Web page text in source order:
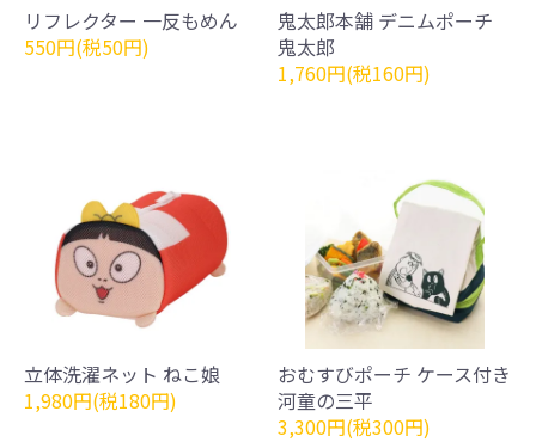
リフレクター 一反もめん
550円(税50円)
鬼太郎本舗 デニムポーチ
鬼太郎
1,760円(税160円)
立体洗濯ネット ねこ娘
1,980円(税180円)
おむすびポーチ ケース付き
河童の三平
3,300円(税300円)